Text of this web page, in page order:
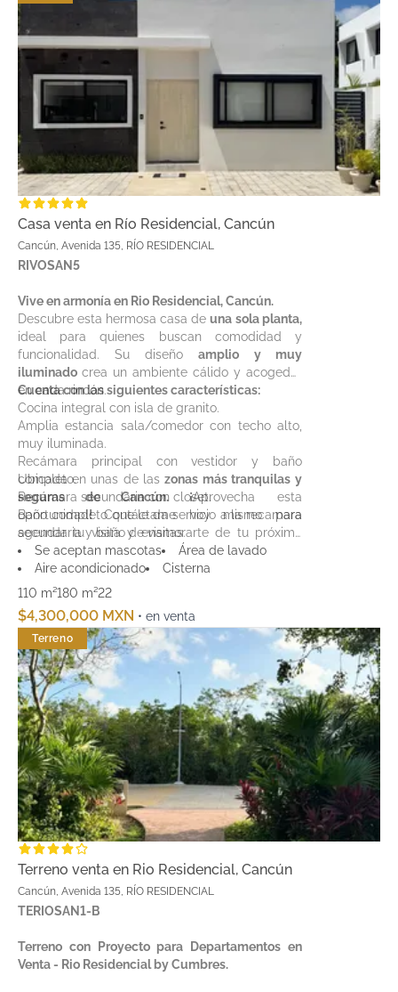
Casa venta en Río Residencial, Cancún
Cancún, Avenida 135, RÍO RESIDENCIAL
RIVOSAN5
Vive en armonía en Rio Residencial, Cancún.
Descubre esta hermosa casa de una sola planta,
ideal para quienes buscan comodidad y
funcionalidad. Su diseño amplio y muy
iluminado crea un ambiente cálido y acogedor
en cada rincón.
Cuenta con las siguientes características:
Cocina integral con isla de granito.
Amplia estancia sala/comedor con techo alto,
muy iluminada.
Recámara principal con vestidor y baño
completo.
Recámara secundaria con closet.
Baño completo que le da servicio a la recamara
secundaria y baño de visitas.
Terraza con alberca y área de lavado cubierto.
Pasillo de servicio.
Estacionamiento para dos autos.
Ubicada en unas de las zonas más tranquilas y
seguras de Cancún. ¡Aprovecha esta
oportunidad!Contáctame hoy mismo para
agendar tu visita y enamorarte de tu próximo
hogar.Se aceptan mascotas
Área de lavado
Aire acondicionado
Cisterna
110 m²180 m²22
$4,300,000 MXN • en venta
Terreno
Terreno venta en Rio Residencial, Cancún
Cancún, Avenida 135, RÍO RESIDENCIAL
TERIOSAN1-B
Terreno con Proyecto para Departamentos en
Venta - Rio Residencial by Cumbres.